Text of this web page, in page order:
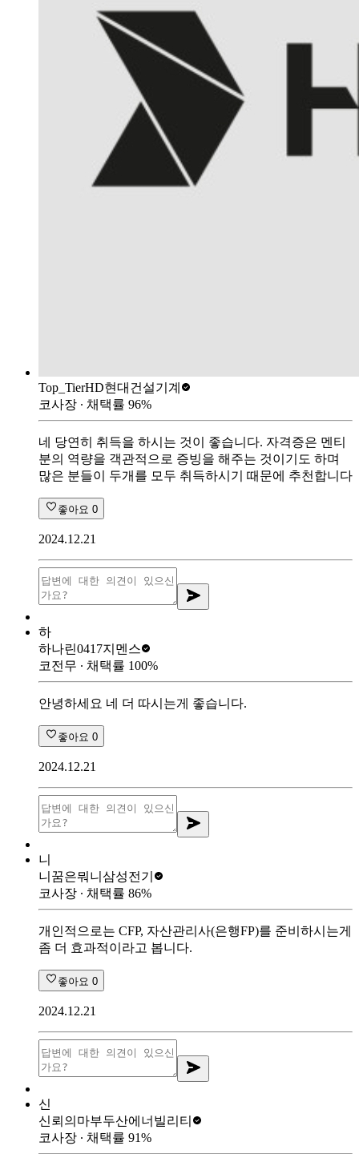
Top_TierHD현대건설기계
코사장 ∙ 채택률 96%
네 당연히 취득을 하시는 것이 좋습니다. 자격증은 멘티
분의 역량을 객관적으로 증빙을 해주는 것이기도 하며
많은 분들이 두개를 모두 취득하시기 때문에 추천합니다
좋아요 0
2024.12.21
하
하나린0417지멘스
코전무 ∙ 채택률 100%
안녕하세요 네 더 따시는게 좋습니다.
좋아요 0
2024.12.21
니
니꿈은뭐니 삼성전기
코사장 ∙ 채택률 86%
개인적으로는 CFP, 자산관리사(은행FP)를 준비하시는게
좀 더 효과적이라고 봅니다.
좋아요 0
2024.12.21
신
신뢰의마부두산에너빌리티
코사장 ∙ 채택률 91%